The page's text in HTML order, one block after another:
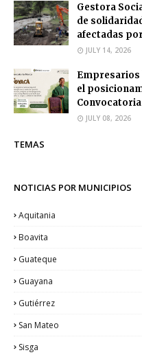
Gestora
de
afectadas
JULY 14, 2026
el
Convocatoria
JULY 08, 2026
TEMAS
NOTICIAS POR MUNICIPIOS
Aquitania
Boavita
Guateque
Guayana
Gutiérrez
San Mateo
Sisga